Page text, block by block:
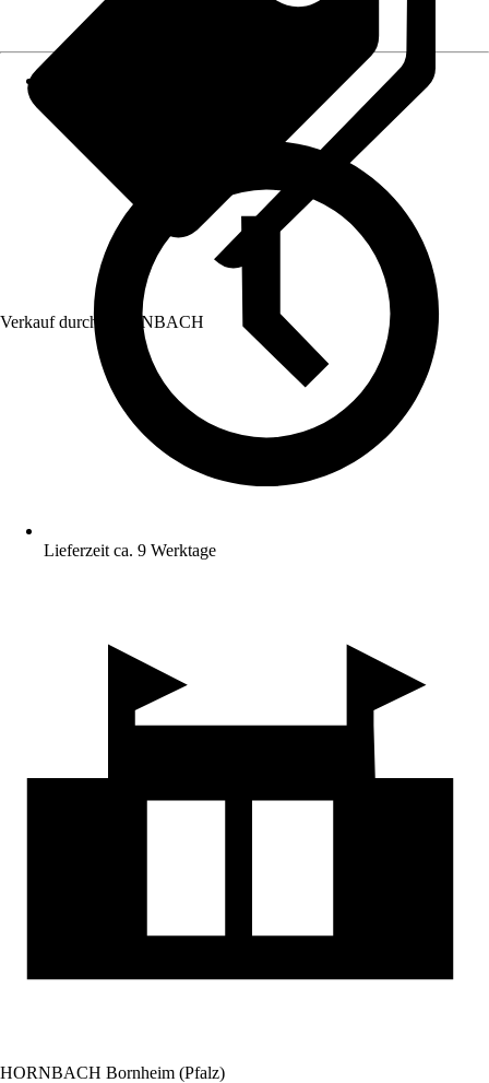
Verkauf durch: HORNBACH
Lieferzeit ca. 9 Werktage
HORNBACH Bornheim (Pfalz)